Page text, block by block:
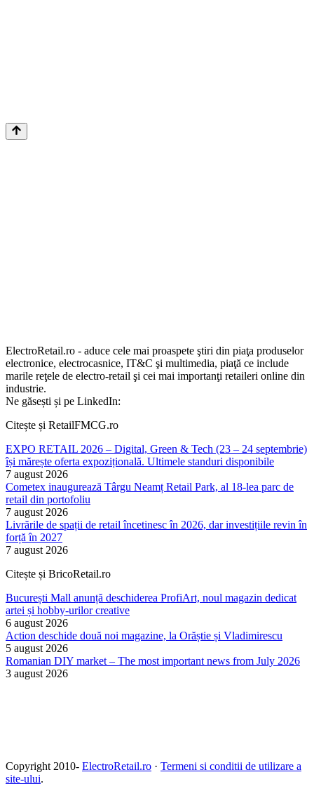
ElectroRetail.ro - aduce cele mai proaspete ştiri din piaţa produselor
electronice, electrocasnice, IT&C şi multimedia, piaţă ce include
marile reţele de electro-retail şi cei mai importanţi retaileri online din
industrie.
Ne găsești și pe LinkedIn:
Citește și RetailFMCG.ro
EXPO RETAIL 2026 – Digital, Green & Tech (23 – 24 septembrie)
își mărește oferta expozițională. Ultimele standuri disponibile
7 august 2026
Cometex inaugurează Târgu Neamț Retail Park, al 18-lea parc de
retail din portofoliu
7 august 2026
Livrările de spații de retail încetinesc în 2026, dar investițiile revin în
forță în 2027
7 august 2026
Citește și BricoRetail.ro
București Mall anunță deschiderea ProfiArt, noul magazin dedicat
artei și hobby-urilor creative
6 august 2026
Action deschide două noi magazine, la Orăștie și Vladimirescu
5 august 2026
Romanian DIY market – The most important news from July 2026
3 august 2026
Copyright 2010- ElectroRetail.ro · Termeni si conditii de utilizare a
site-ului.